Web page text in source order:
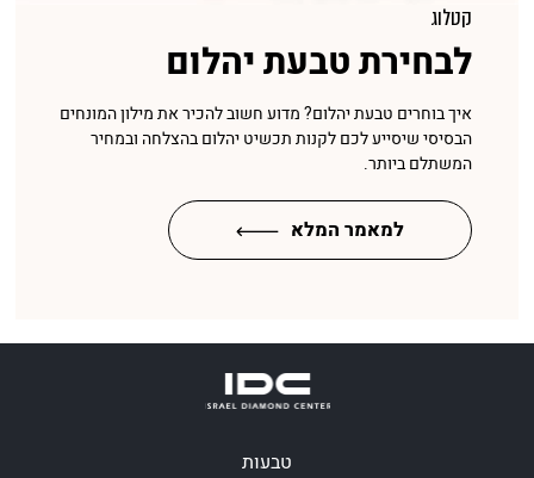
קטלוג
לבחירת טבעת יהלום
איך בוחרים טבעת יהלום? מדוע חשוב להכיר את מילון המונחים
הבסיסי שיסייע לכם לקנות תכשיט יהלום בהצלחה ובמחיר
המשתלם ביותר.
למאמר המלא
טבעות